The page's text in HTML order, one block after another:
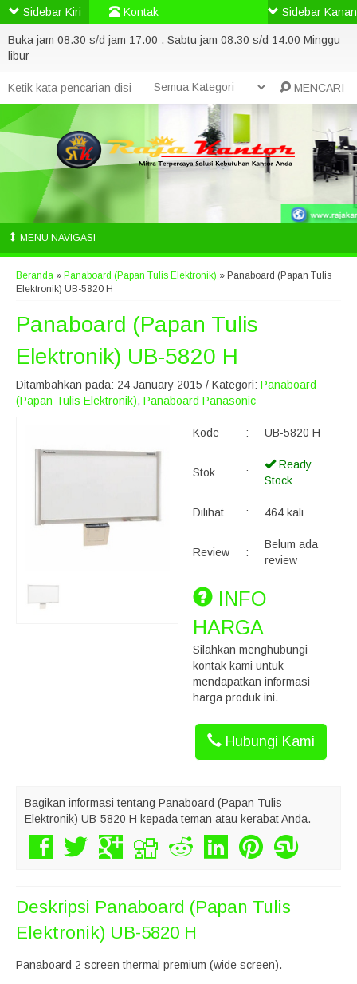
Buka jam 08.30 s/d jam 17.00 , Sabtu jam 08.30 s/d 14.00 Minggu
libur
MENCARI
MENU NAVIGASI
Beranda » Panaboard (Papan Tulis Elektronik) » Panaboard (Papan Tulis
Elektronik) UB-5820 H
Panaboard (Papan Tulis
Elektronik) UB-5820 H
Ditambahkan pada: 24 January 2015 / Kategori: Panaboard
(Papan Tulis Elektronik), Panaboard Panasonic
Kode : UB-5820 H
Stok :
Ready
Stock
Dilihat : 464 kali
Review :
Belum ada
review
INFO
HARGA
Silahkan menghubungi
kontak kami untuk
mendapatkan informasi
harga produk ini.
Hubungi Kami
Bagikan informasi tentang Panaboard (Papan Tulis
Elektronik) UB-5820 H kepada teman atau kerabat Anda.
Deskripsi Panaboard (Papan Tulis
Elektronik) UB-5820 H
Panaboard 2 screen thermal premium (wide screen).
Sidebar Kiri Kontak Sidebar Kanan